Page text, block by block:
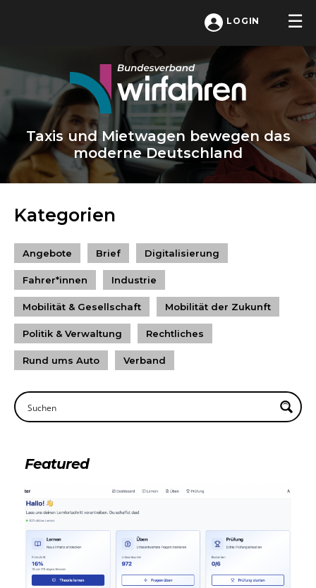
LOGIN
Taxis und Mietwagen bewegen das
moderne Deutschland
Kategorien
Angebote Brief Digitalisierung
Fahrer*innen Industrie
Mobilität & Gesellschaft Mobilität der Zukunft
Politik & Verwaltung Rechtliches
Rund ums Auto Verband
Featured